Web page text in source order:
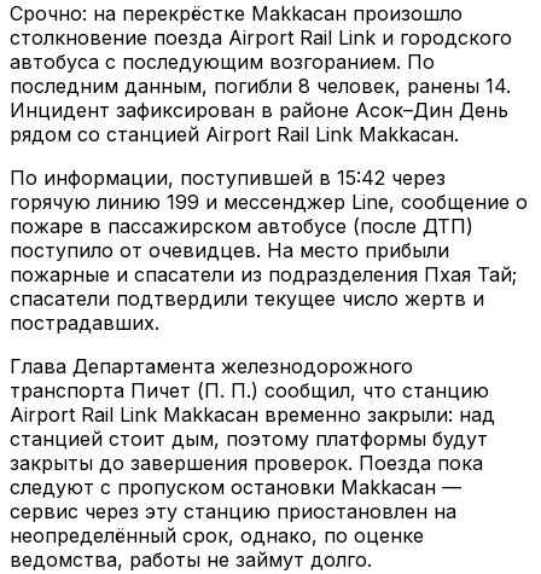
Срочно: на перекрёстке Мakkaсан произошло
столкновение поезда Airport Rail Link и городского
автобуса с последующим возгоранием. По
последним данным, погибли 8 человек, ранены 14.
Инцидент зафиксирован в районе Асок–Дин День
рядом со станцией Airport Rail Link Мakkaсан.
По информации, поступившей в 15:42 через
горячую линию 199 и мессенджер Line, сообщение о
пожаре в пассажирском автобусе (после ДТП)
поступило от очевидцев. На место прибыли
пожарные и спасатели из подразделения Пхая Тай;
спасатели подтвердили текущее число жертв и
пострадавших.
Глава Департамента железнодорожного
транспорта Пичет (П. П.) сообщил, что станцию
Airport Rail Link Мakkaсан временно закрыли: над
станцией стоит дым, поэтому платформы будут
закрыты до завершения проверок. Поезда пока
следуют с пропуском остановки Мakkaсан —
сервис через эту станцию приостановлен на
неопределённый срок, однако, по оценке
ведомства, работы не займут долго.